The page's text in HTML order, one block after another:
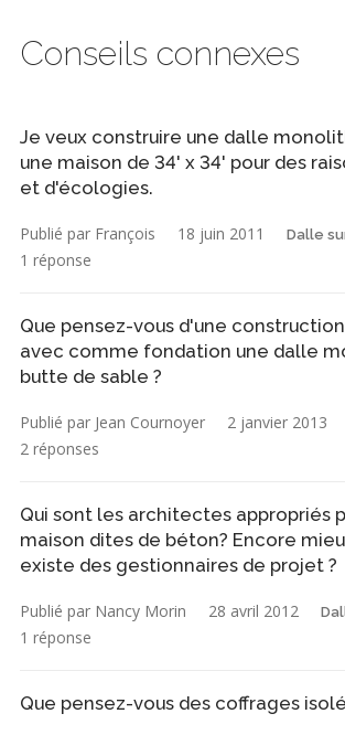
Conseils connexes
Je veux construire une dalle
une maison de 34' x 34' pour des
et d'écologies.
Publié par François 18 juin 2011 Dalle
1 réponse
Que pensez-vous d'une
avec comme fondation une dalle
butte de sable ?
Publié par Jean Cournoyer 2 janvier 2013
2 réponses
Qui sont les architectes appropriés
maison dites de béton? Encore
existe des gestionnaires de projet ?
Publié par Nancy Morin 28 avril 2012
1 réponse
Que pensez-vous des coffrages